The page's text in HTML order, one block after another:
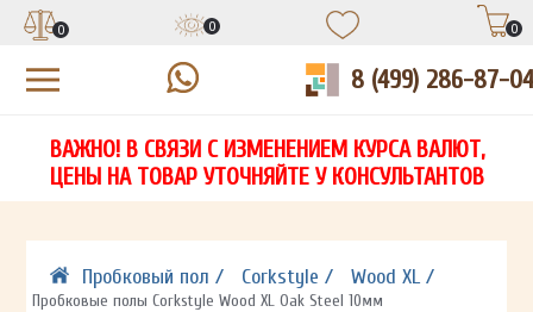
НА
СВЯЖЕТСЯ С ВАМИ В ТЕЧЕНИЕ 15 МИНУТ
ЗАПОЛНИТЕ ФОРМУ И НАШ МЕНЕДЖЕР
СВЯЖЕТСЯ С ВАМИ В ТЕЧЕНИЕ 15 МИНУТ
ЗАПОЛНИТЕ ФОРМУ И НАШ МЕНЕДЖЕР
СВЯЖЕТСЯ С ВАМИ В ТЕЧЕНИЕ 15 МИНУТ
0 0 0
8 (499) 286-87-04
ВАЖНО! В СВЯЗИ С ИЗМЕНЕНИЕМ КУРСА ВАЛЮТ,
ЦЕНЫ НА ТОВАР УТОЧНЯЙТЕ У КОНСУЛЬТАНТОВ
Пробковый пол / Corkstyle / Wood XL /
Пробковые полы Corkstyle Wood XL Oak Steel 10мм